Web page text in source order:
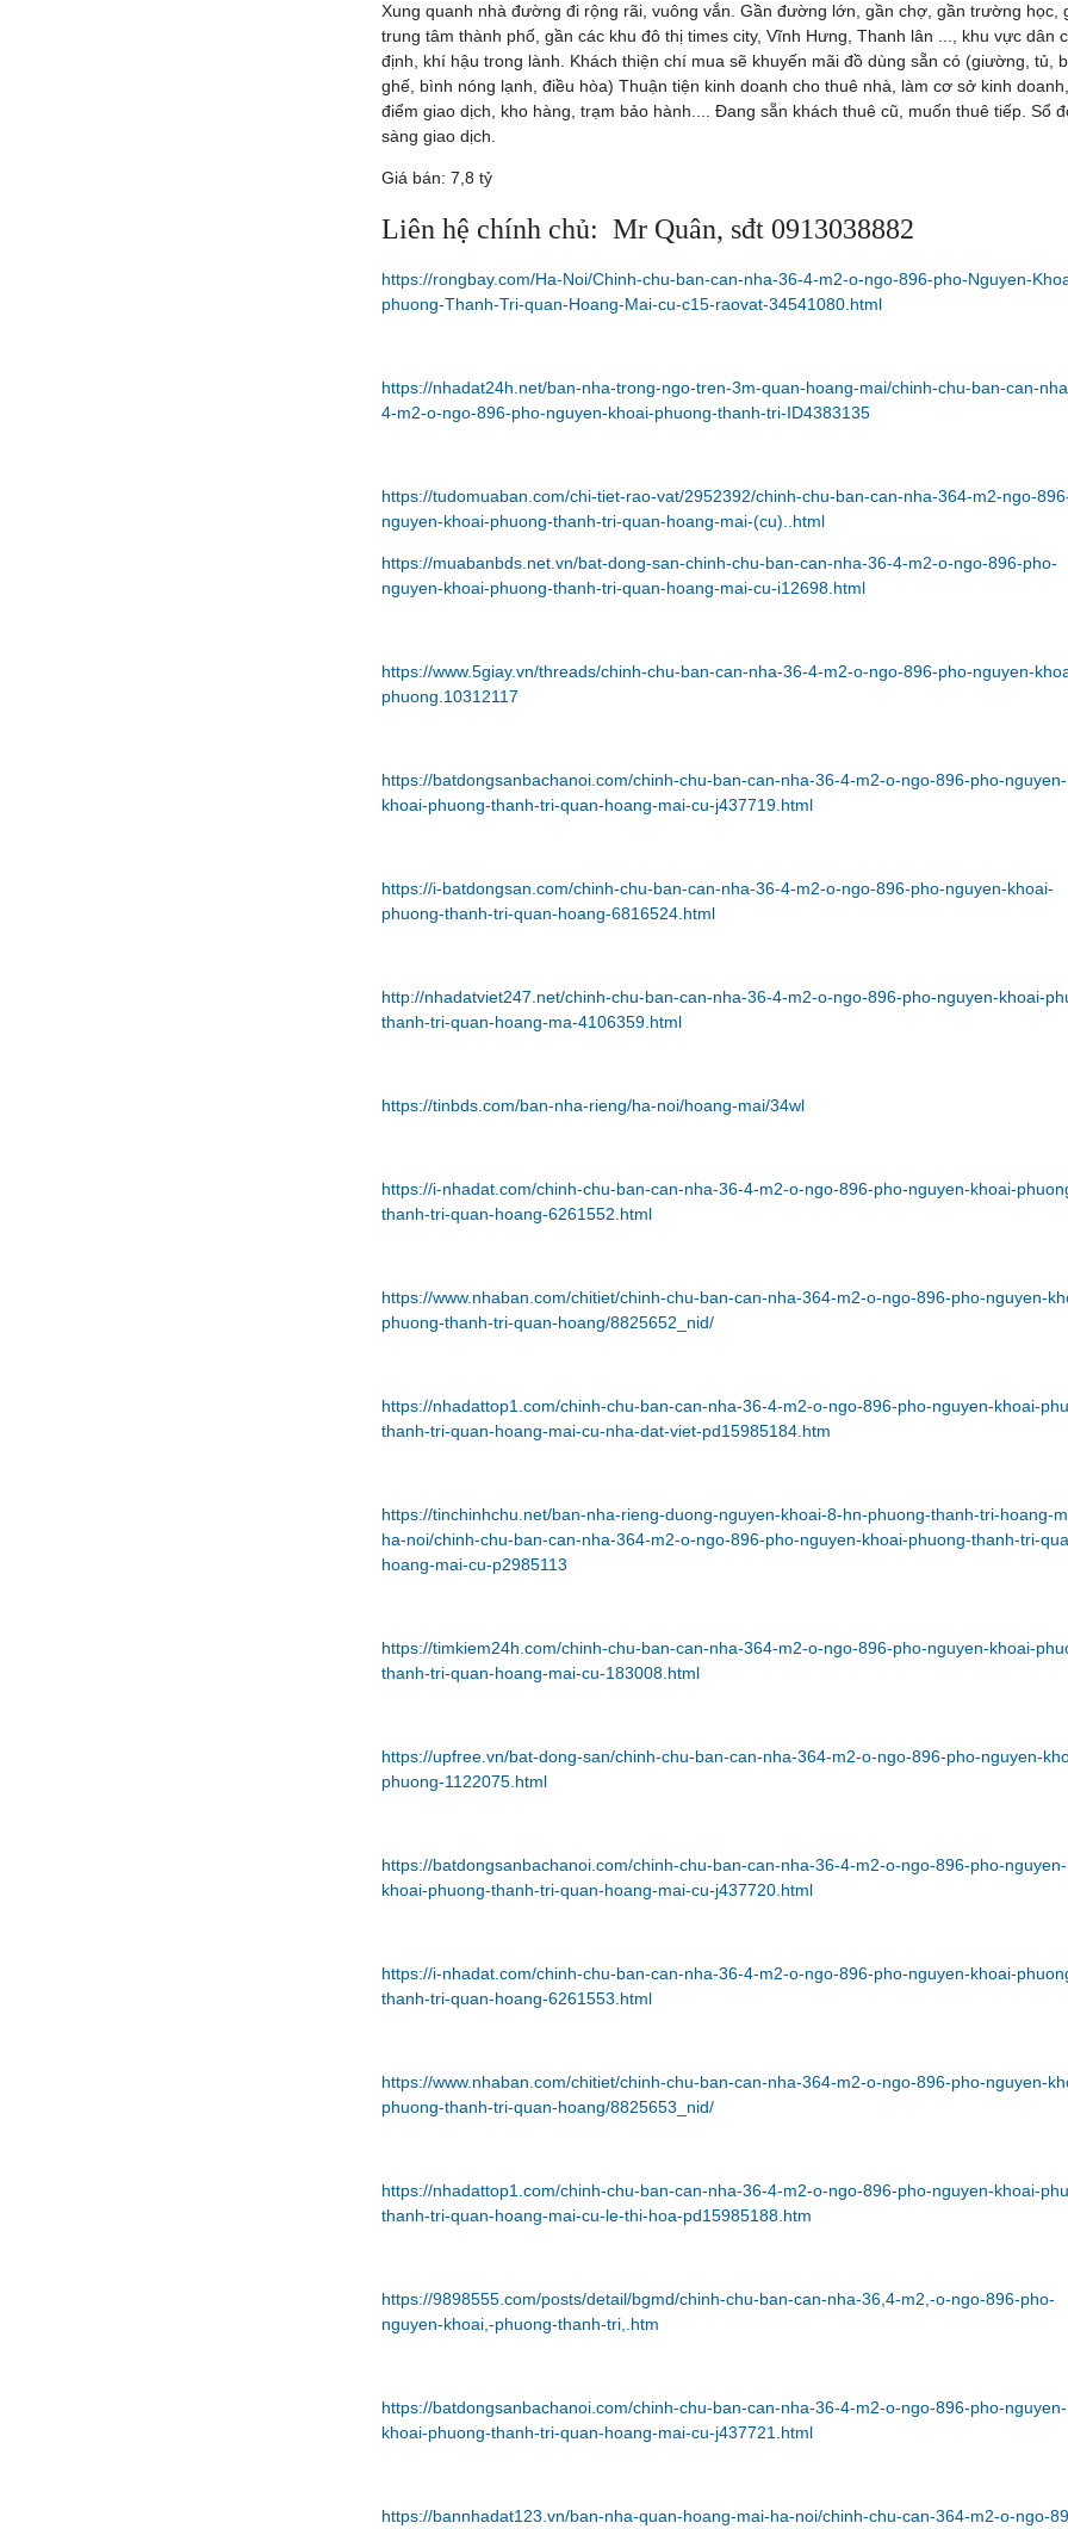
Xung quanh nhà đường đi rộng rãi, vuông vắn. Gần đường lớn, gần chợ, gần trường học,
trung tâm thành phố, gần các khu đô thị times city, Vĩnh Hưng, Thanh lân ..., khu vực dân
định, khí hậu trong lành. Khách thiện chí mua sẽ khuyến mãi đồ dùng sẵn có (giường, tủ,
ghế, bình nóng lạnh, điều hòa) Thuận tiện kinh doanh cho thuê nhà, làm cơ sở kinh doanh,
điểm giao dịch, kho hàng, trạm bảo hành.... Đang sẵn khách thuê cũ, muốn thuê tiếp. Sổ
sàng giao dịch.
Giá bán: 7,8 tỷ
Liên hệ chính chủ: Mr Quân, sđt 0913038882
https://rongbay.com/Ha-Noi/Chinh-chu-ban-can-nha-36-4-m2-o-ngo-896-pho-Nguyen-
phuong-Thanh-Tri-quan-Hoang-Mai-cu-c15-raovat-34541080.html
https://nhadat24h.net/ban-nha-trong-ngo-tren-3m-quan-hoang-mai/chinh-chu-ban-can-
4-m2-o-ngo-896-pho-nguyen-khoai-phuong-thanh-tri-ID4383135
https://tudomuaban.com/chi-tiet-rao-vat/2952392/chinh-chu-ban-can-nha-364-m2-ngo-
nguyen-khoai-phuong-thanh-tri-quan-hoang-mai-(cu)..html
https://muabanbds.net.vn/bat-dong-san-chinh-chu-ban-can-nha-36-4-m2-o-ngo-896-pho-
nguyen-khoai-phuong-thanh-tri-quan-hoang-mai-cu-i12698.html
https://www.5giay.vn/threads/chinh-chu-ban-can-nha-36-4-m2-o-ngo-896-pho-nguyen-
phuong.10312117
https://batdongsanbachanoi.com/chinh-chu-ban-can-nha-36-4-m2-o-ngo-896-pho-nguyen-
khoai-phuong-thanh-tri-quan-hoang-mai-cu-j437719.html
https://i-batdongsan.com/chinh-chu-ban-can-nha-36-4-m2-o-ngo-896-pho-nguyen-khoai-
phuong-thanh-tri-quan-hoang-6816524.html
http://nhadatviet247.net/chinh-chu-ban-can-nha-36-4-m2-o-ngo-896-pho-nguyen-khoai-
thanh-tri-quan-hoang-ma-4106359.html
https://tinbds.com/ban-nha-rieng/ha-noi/hoang-mai/34wl
https://i-nhadat.com/chinh-chu-ban-can-nha-36-4-m2-o-ngo-896-pho-nguyen-khoai-
thanh-tri-quan-hoang-6261552.html
https://www.nhaban.com/chitiet/chinh-chu-ban-can-nha-364-m2-o-ngo-896-pho-nguyen-
phuong-thanh-tri-quan-hoang/8825652_nid/
https://nhadattop1.com/chinh-chu-ban-can-nha-36-4-m2-o-ngo-896-pho-nguyen-khoai-
thanh-tri-quan-hoang-mai-cu-nha-dat-viet-pd15985184.htm
https://tinchinhchu.net/ban-nha-rieng-duong-nguyen-khoai-8-hn-phuong-thanh-tri-hoang-
ha-noi/chinh-chu-ban-can-nha-364-m2-o-ngo-896-pho-nguyen-khoai-phuong-thanh-tri-
hoang-mai-cu-p2985113
https://timkiem24h.com/chinh-chu-ban-can-nha-364-m2-o-ngo-896-pho-nguyen-khoai-
thanh-tri-quan-hoang-mai-cu-183008.html
https://upfree.vn/bat-dong-san/chinh-chu-ban-can-nha-364-m2-o-ngo-896-pho-nguyen-
phuong-1122075.html
https://batdongsanbachanoi.com/chinh-chu-ban-can-nha-36-4-m2-o-ngo-896-pho-nguyen-
khoai-phuong-thanh-tri-quan-hoang-mai-cu-j437720.html
https://i-nhadat.com/chinh-chu-ban-can-nha-36-4-m2-o-ngo-896-pho-nguyen-khoai-
thanh-tri-quan-hoang-6261553.html
https://www.nhaban.com/chitiet/chinh-chu-ban-can-nha-364-m2-o-ngo-896-pho-nguyen-
phuong-thanh-tri-quan-hoang/8825653_nid/
https://nhadattop1.com/chinh-chu-ban-can-nha-36-4-m2-o-ngo-896-pho-nguyen-khoai-
thanh-tri-quan-hoang-mai-cu-le-thi-hoa-pd15985188.htm
https://9898555.com/posts/detail/bgmd/chinh-chu-ban-can-nha-36,4-m2,-o-ngo-896-pho-
nguyen-khoai,-phuong-thanh-tri,.htm
https://batdongsanbachanoi.com/chinh-chu-ban-can-nha-36-4-m2-o-ngo-896-pho-nguyen-
khoai-phuong-thanh-tri-quan-hoang-mai-cu-j437721.html
https://bannhadat123.vn/ban-nha-quan-hoang-mai-ha-noi/chinh-chu-can-364-m2-o-ngo-